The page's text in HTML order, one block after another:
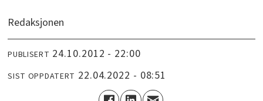
Redaksjonen
PUBLISERT 24.10.2012 - 22:00
SIST OPPDATERT 22.04.2022 - 08:51